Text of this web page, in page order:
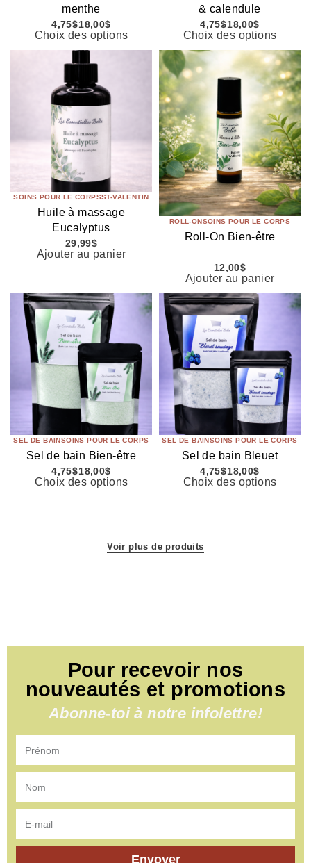
menthe
4,75$18,00$
Choix des options
& calendule
4,75$18,00$
Choix des options
SOINS POUR LE CORPSST-VALENTIN
Huile à massage
Eucalyptus
29,99$
Ajouter au panier
ROLL-ONSOINS POUR LE CORPS
Roll-On Bien-être
12,00$
Ajouter au panier
SEL DE BAINSOINS POUR LE CORPS
Sel de bain Bien-être
4,75$18,00$
Choix des options
SEL DE BAINSOINS POUR LE CORPS
Sel de bain Bleuet
4,75$18,00$
Choix des options
Pour recevoir nos
nouveautés et promotions
Abonne-toi à notre infolettre!
Envoyer